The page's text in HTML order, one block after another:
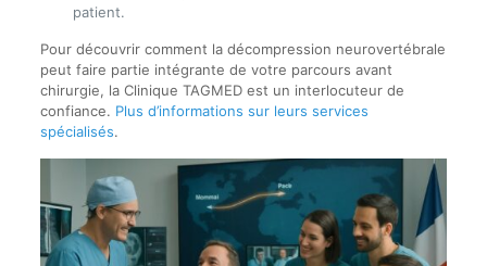
patient.
Pour découvrir comment la décompression neurovertébrale
peut faire partie intégrante de votre parcours avant
chirurgie, la Clinique TAGMED est un interlocuteur de
confiance. Plus d’informations sur leurs services
spécialisés.